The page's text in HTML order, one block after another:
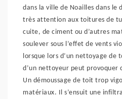
dans la ville de Noailles dans
très attention aux toitures de
cuite, de ciment ou d’autres
soulever sous l’effet de vents
lorsque lors d’un nettoyage de
d’un nettoyeur peut provoquer
Un démoussage de toit trop
matériaux. Il s’ensuit une